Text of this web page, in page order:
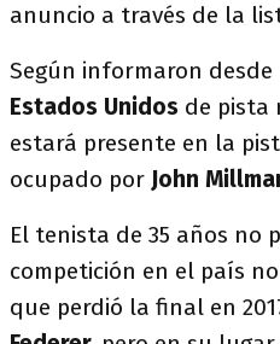
anuncio a través de la
Según informaron desde
Estados Unidos de pista
estará presente en la
ocupado por John
El tenista de 35 años no
competición en el país
que perdió la final en